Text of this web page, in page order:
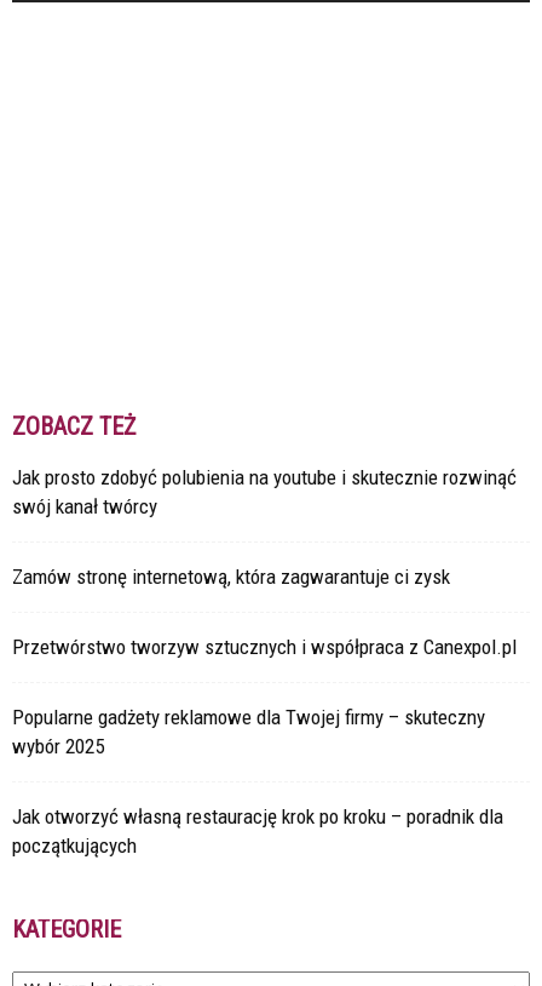
ZOBACZ TEŻ
Jak prosto zdobyć polubienia na youtube i skutecznie rozwinąć
swój kanał twórcy
Zamów stronę internetową, która zagwarantuje ci zysk
Przetwórstwo tworzyw sztucznych i współpraca z Canexpol.pl
Popularne gadżety reklamowe dla Twojej firmy – skuteczny
wybór 2025
Jak otworzyć własną restaurację krok po kroku – poradnik dla
początkujących
KATEGORIE
Kategorie